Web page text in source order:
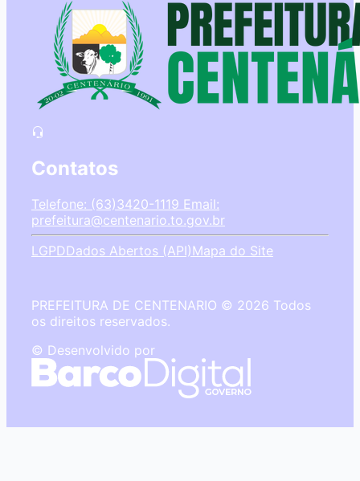
Contatos
Telefone: (63)3420-1119 Email:
prefeitura@centenario.to.gov.br
LGPDDados Abertos (API)Mapa do Site
PREFEITURA DE CENTENARIO © 2026 Todos
os direitos reservados.
© Desenvolvido por